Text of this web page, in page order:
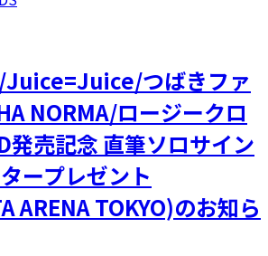
Juice=Juice/つばきファ
NORMA/ロージークロ
発売記念 直筆ソロサイン
ープレゼント
ARENA TOKYO)のお知ら